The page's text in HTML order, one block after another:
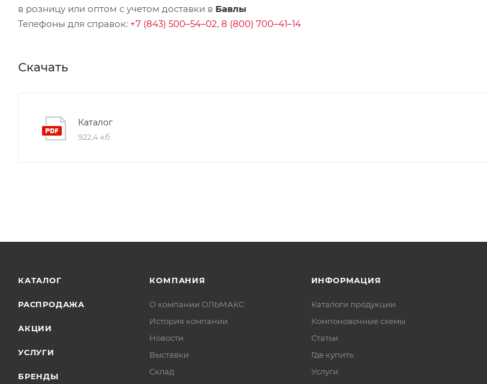
в розницу или оптом с учетом доставки в Бавлы
Телефоны для справок: +7 (843) 500–54–02, 8 (800) 700–41–14
Скачать
Каталог
922,4 кб
КАТАЛОГ
РАСПРОДАЖА
АКЦИИ
УСЛУГИ
БРЕНДЫ
КОМПАНИЯ
О компании ОЛЬМАКС
История компании
Новости
Выставки
Склад
ИНФОРМАЦИЯ
Каталоги продукции
Компоновочные схемы
Статьи
Где купить
Услуги